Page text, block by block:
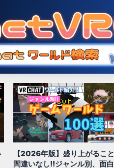
【2026年版】初心者が行くべ
きジャンル別おすすめワールド